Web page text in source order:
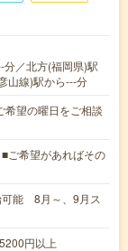
／北方(福岡県)駅
山線)駅から---分
希望の曜日をご相談
ご希望があればその
能 8月～、9月ス
円以上